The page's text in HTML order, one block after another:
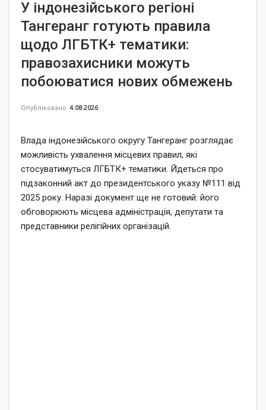
У індонезійського регіоні
Тангеранг готують правила
щодо ЛГБТК+ тематики:
правозахисники можуть
побоюватися нових обмежень
Опубліковано 4.08.2026
Влада індонезійського округу Тангеранг розглядає
можливість ухвалення місцевих правил, які
стосуватимуться ЛГБТК+ тематики. Йдеться про
підзаконний акт до президентського указу №111 від
2025 року. Наразі документ ще не готовий: його
обговорюють місцева адміністрація, депутати та
представники релігійних організацій.